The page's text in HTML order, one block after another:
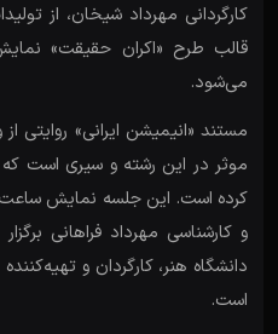
قالب طرح «اکران حقیقت»
می‌شود.
مستند «انیمیشن ایرانی» روایتی
موثر در این رشته و سیری است که
و کارشناسی مهرداد فراهانی
دانشگاه هنر، کارگردان و
است.